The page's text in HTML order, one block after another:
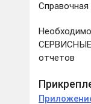
отчетов